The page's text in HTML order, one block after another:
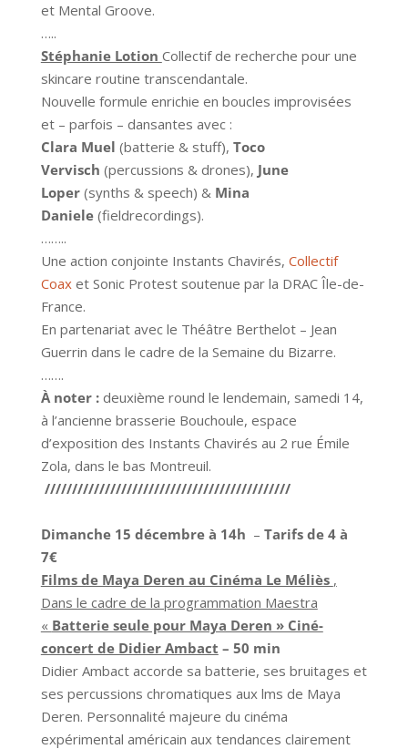
et Mental Groove.
…..
Stéphanie Lotion Collectif de recherche pour une
skincare routine transcendantale.
Nouvelle formule enrichie en boucles improvisées
et – parfois – dansantes avec :
Clara Muel (batterie & stuff), Toco
Vervisch (percussions & drones), June
Loper(synths & speech) & Mina
Daniele(fieldrecordings).
……..
Une action conjointe Instants Chavirés, Collectif
Coaxet Sonic Protest soutenue par la DRAC Île-de-
France.
En partenariat avec le Théâtre Berthelot – Jean
Guerrin dans le cadre de la Semaine du Bizarre.
…….
À noter : deuxième round le lendemain, samedi 14,
à l’ancienne brasserie Bouchoule, espace
d’exposition des Instants Chavirés au 2 rue Émile
Zola, dans le bas Montreuil.
/////////////////////////////////////////////
Dimanche 15 décembre à 14h – Tarifs de 4 à
7€
Films de Maya Deren au Cinéma Le Méliès ,
Dans le cadre de la programmation Maestra
« Batterie seule pour Maya Deren » Ciné-
concert de Didier Ambact – 50 min
Didier Ambact accorde sa batterie, ses bruitages et
ses percussions chromatiques aux lms de Maya
Deren. Personnalité majeure du cinéma
expérimental américain aux tendances clairement